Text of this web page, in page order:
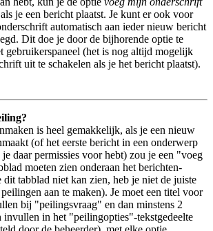
je een bericht plaatst. Je kunt er ook voor
automatisch aan ieder nieuw bericht
Dit doe je door de bijhorende optie te
gebruikerspaneel (het is nog altijd mogelijk
uit te schakelen als je het bericht plaatst).
is heel gemakkelijk, als je een nieuw
(of het eerste bericht in een onderwerp
daar permissies voor hebt) zou je een "voeg
moeten zien onderaan het berichten-
dit tabblad niet kan zien, heb je niet de juiste
aan te maken). Je moet een titel voor
bij "peilingsvraag" en dan minstens 2
invullen in het "peilingopties"-tekstgedeelte